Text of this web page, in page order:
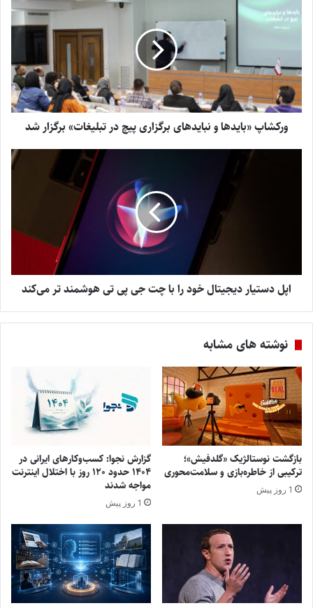
ورکشاپ «بایدها و نبایدهای برگزاری پیچ در تبلیغات» برگزار شد
اپل دستیار دیجیتال خود را با چت جی پی تی هوشمند تر می‌کند
نوشته های مشابه
بازگشت نوستالژیک «گلدفیش»؛
ترکیبی از خاطره‌بازی و سلامت‌محوری
1 روز پیش
گزارش نجوا: کسب‌وکارهای ایرانی در
۱۴۰۴ حدود ۱۲۰ روز با اختلال اینترنت
مواجه شدند
1 روز پیش